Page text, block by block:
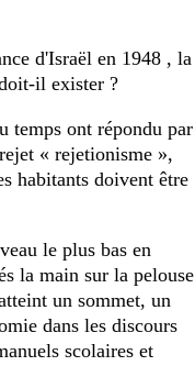
d'Israël en 1948 , la
il exister ?
temps ont répondu par
« rejetionisme »,
habitants doivent être
le plus bas en
la main sur la pelouse
un sommet, un
dans les discours
scolaires et